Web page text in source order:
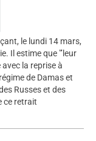
le lundi 14 mars,
Il estime que "’leur
la reprise à
de Damas et
Russes et des
ce retrait